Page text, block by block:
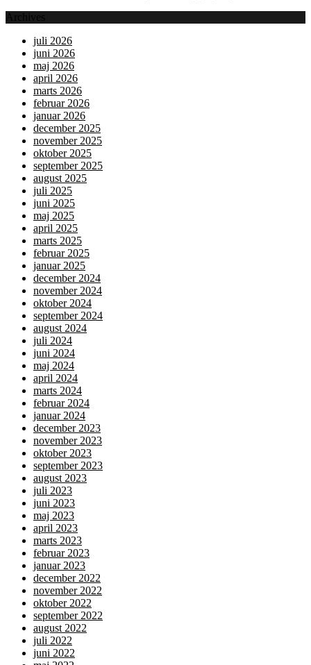
Archives
juli 2026
juni 2026
maj 2026
april 2026
marts 2026
februar 2026
januar 2026
december 2025
november 2025
oktober 2025
september 2025
august 2025
juli 2025
juni 2025
maj 2025
april 2025
marts 2025
februar 2025
januar 2025
december 2024
november 2024
oktober 2024
september 2024
august 2024
juli 2024
juni 2024
maj 2024
april 2024
marts 2024
februar 2024
januar 2024
december 2023
november 2023
oktober 2023
september 2023
august 2023
juli 2023
juni 2023
maj 2023
april 2023
marts 2023
februar 2023
januar 2023
december 2022
november 2022
oktober 2022
september 2022
august 2022
juli 2022
juni 2022